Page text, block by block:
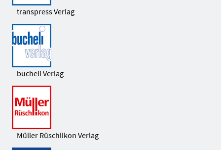
transpress Verlag
bucheli Verlag
Müller Rüschlikon Verlag